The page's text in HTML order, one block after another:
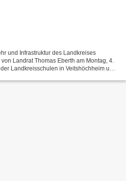
und Infrastruktur des Landkreises
Landrat Thomas Eberth am Montag, 4.
Landkreisschulen in Veitshöchheim und